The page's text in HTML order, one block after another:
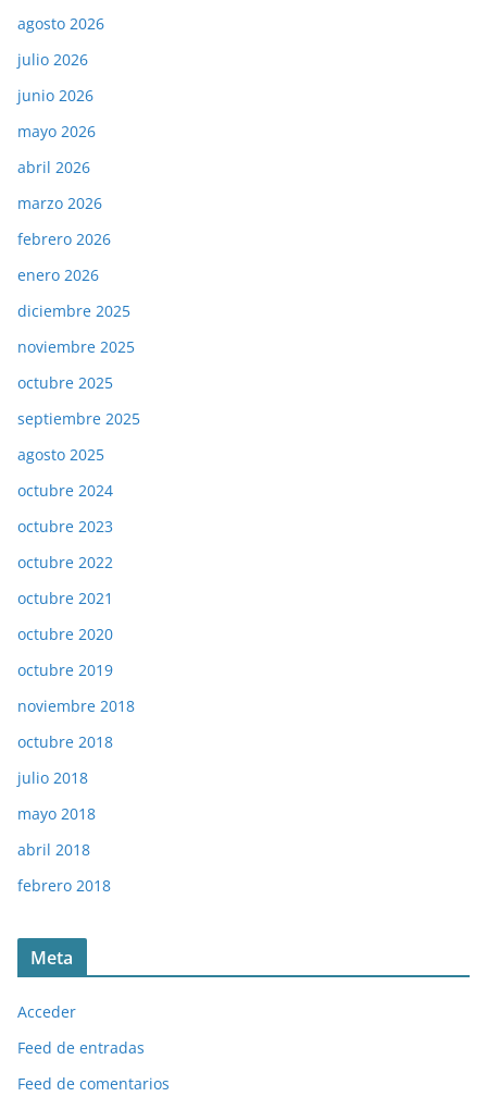
agosto 2026
julio 2026
junio 2026
mayo 2026
abril 2026
marzo 2026
febrero 2026
enero 2026
diciembre 2025
noviembre 2025
octubre 2025
septiembre 2025
agosto 2025
octubre 2024
octubre 2023
octubre 2022
octubre 2021
octubre 2020
octubre 2019
noviembre 2018
octubre 2018
julio 2018
mayo 2018
abril 2018
febrero 2018
Meta
Acceder
Feed de entradas
Feed de comentarios